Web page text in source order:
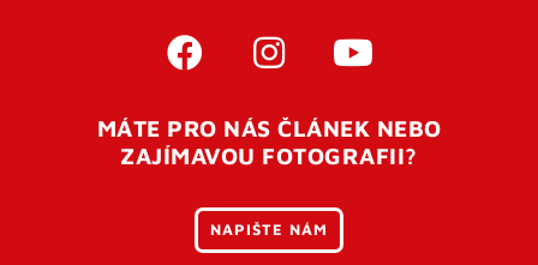
MÁTE PRO NÁS ČLÁNEK NEBO
ZAJÍMAVOU FOTOGRAFII?
NAPIŠTE NÁM